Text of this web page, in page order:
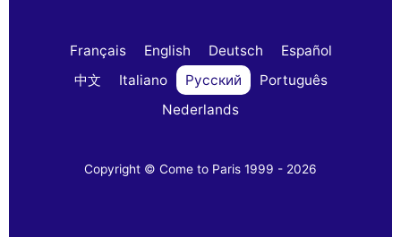
Français English Deutsch
Español
中文
Italiano Русский
Português
Nederlands
Copyright © Come to Paris 1999 - 2026